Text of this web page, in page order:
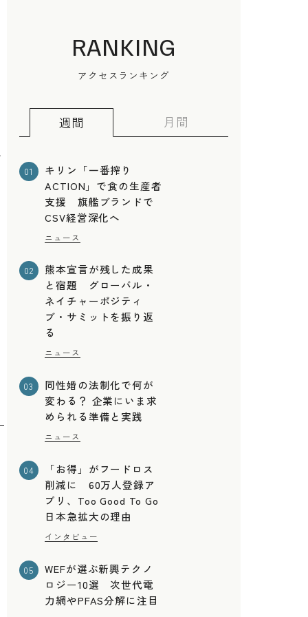
RANKING
アクセスランキング
週間 月間
01
キリン「一番搾り
ACTION」で食の生産者
支援 旗艦ブランドで
CSV経営深化へ
ニュース
02
熊本宣言が残した成果
と宿題 グローバル・
ネイチャーポジティ
ブ・サミットを振り返
る
ニュース
03
同性婚の法制化で何が
変わる？ 企業にいま求
められる準備と実践
ニュース
04
「お得」がフードロス
削減に 60万人登録ア
プリ、Too Good To Go
日本急拡大の理由
インタビュー
05
WEFが選ぶ新興テクノ
ロジー10選 次世代電
力網やPFAS分解に注目